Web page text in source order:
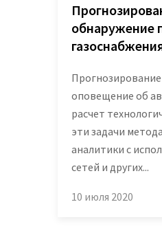
обнаружение
оповещение об
расчет
эти задачи
аналитики с
сетей и других...
10 июля 2020